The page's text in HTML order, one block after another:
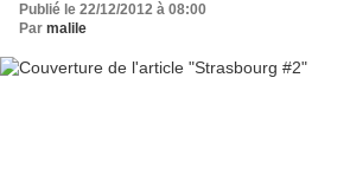
Publié le 22/12/2012 à 08:00
Par malile